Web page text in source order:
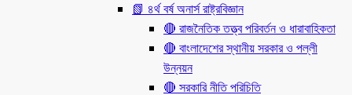
📗 ৪র্থ বর্ষ অনার্স রাষ্ট্রবিজ্ঞান
🔴 রাজনৈতিক তত্ত্ব পরিবর্তন ও ধারাবাহিকতা
🔴 বাংলাদেশের স্থানীয় সরকার ও পল্লী
উন্নয়ন
🔴 সরকারি নীতি পরিচিতি